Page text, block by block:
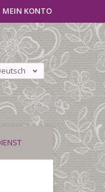
MEIN KONTO
Nederlands
Français